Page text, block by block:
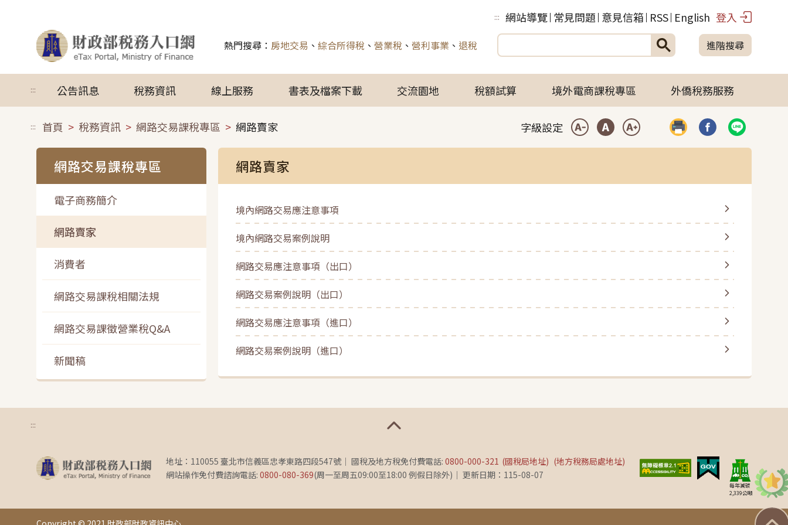
::: 網站導覽 常見問題 意見信箱 RSS English 登入
熱門搜尋： 房地交易 、 綜合所得稅 、 營業稅 、 營利事業 、 退稅 進階搜尋
::: 公告訊息 稅務資訊 線上服務 書表及檔案下載 交流園地 稅額試算 境外電商課稅專區 外僑稅務服務
::: 首頁 稅務資訊 網路交易課稅專區 網路賣家 字級設定
小型字中型字大型字 列印 分享到臉書(開啟
分享到
網路交易課稅專區
電子商務簡介
網路賣家
消費者
網路交易課稅相關法規
網路交易課徵營業稅Q&A
新聞稿
網路賣家
境內網路交易應注意事項
境內網路交易案例說明
網路交易應注意事項（出口）
網路交易案例說明（出口）
網路交易應注意事項（進口）
網路交易案例說明（進口）
:::
地址：110055 臺北市信義區忠孝東路四段547號 國稅及地方稅免付費電話:0800-000-321 (國稅局地址) (地方稅務局處地址)
網站操作免付費諮詢電話:0800-080-369(周一至周五09:00至18:00 例假日除外) 更新日期：115-08-07
每年減碳
2,339公噸
為網站